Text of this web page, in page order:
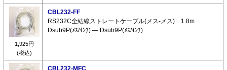
1,925円
(税込)
CBL232-FF
RS232C全結線ストレートケーブル(メス-メス) 1.8m
Dsub9P(ﾒｽ/ｲﾝﾁ) ― Dsub9P(ﾒｽ/ｲﾝﾁ)
CBL232-MFC